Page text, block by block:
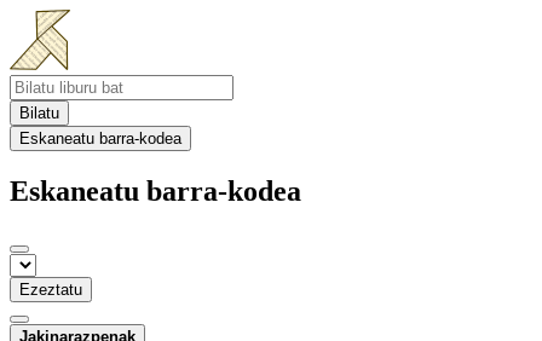
Bilatu
Eskaneatu barra-kodea
Eskaneatu barra-kodea
Ezeztatu
Jakinarazpenak